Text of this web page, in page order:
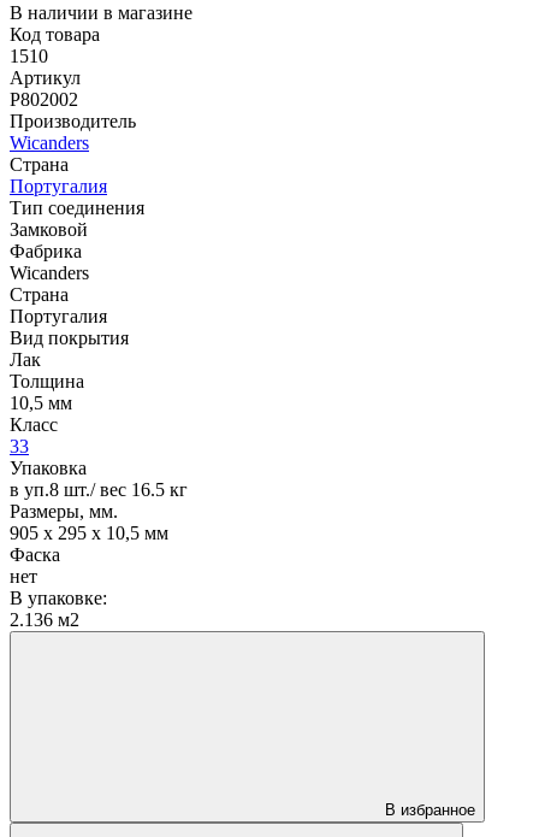
В наличии в магазине
Код товара
1510
Артикул
P802002
Производитель
Wicanders
Страна
Португалия
Тип соединения
Замковой
Фабрика
Wicanders
Страна
Португалия
Вид покрытия
Лак
Толщина
10,5 мм
Класс
33
Упаковка
в уп.8 шт./ вес 16.5 кг
Размеры, мм.
905 х 295 х 10,5 мм
Фаска
нет
В упаковке:
2.136 м2
В избранное